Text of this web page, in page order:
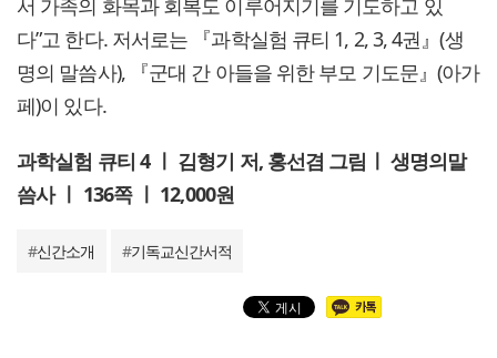
서 가족의 화목과 회복도 이루어지기를 기도하고 있
다”고 한다. 저서로는 『과학실험 큐티 1, 2, 3, 4권』(생
명의 말씀사), 『군대 간 아들을 위한 부모 기도문』(아가
페)이 있다.
과학실험 큐티 4 ㅣ 김형기 저, 홍선겸 그림ㅣ 생명의말
씀사 ㅣ 136쪽 ㅣ 12,000원
#신간소개 #기독교신간서적